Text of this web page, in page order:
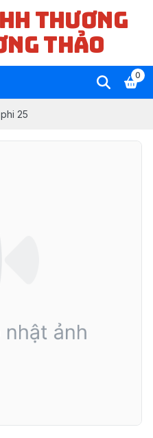
THƯƠNG
THẢO
0
25